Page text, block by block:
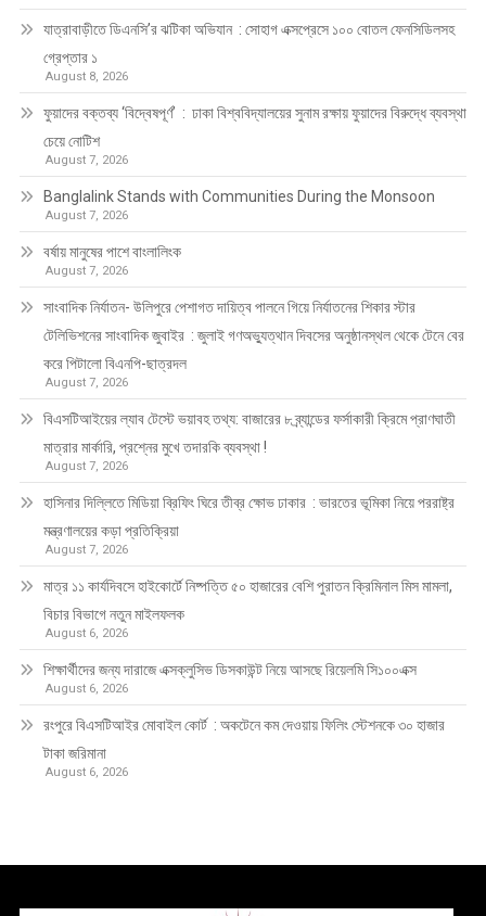
যাত্রাবাড়ীতে ডিএনসি’র ঝটিকা অভিযান : সোহাগ এক্সপ্রেসে ১০০ বোতল ফেনসিডিলসহ
গ্রেপ্তার ১
August 8, 2026
ফুয়াদের বক্তব্য ‘বিদ্বেষপূর্ণ’ : ঢাকা বিশ্ববিদ্যালয়ের সুনাম রক্ষায় ফুয়াদের বিরুদ্ধে ব্যবস্থা
চেয়ে নোটিশ
August 7, 2026
Banglalink Stands with Communities During the Monsoon
August 7, 2026
বর্ষায় মানুষের পাশে বাংলালিংক
August 7, 2026
সাংবাদিক নির্যাতন- উলিপুরে পেশাগত দায়িত্ব পালনে গিয়ে নির্যাতনের শিকার স্টার
টেলিভিশনের সাংবাদিক জুবাইর : জুলাই গণঅভ্যুত্থান দিবসের অনুষ্ঠানস্থল থেকে টেনে বের
করে পিটালো বিএনপি-ছাত্রদল
August 7, 2026
বিএসটিআইয়ের ল্যাব টেস্টে ভয়াবহ তথ্য: বাজারের ৮ ব্র্যান্ডের ফর্সাকারী ক্রিমে প্রাণঘাতী
মাত্রার মার্কারি, প্রশ্নের মুখে তদারকি ব্যবস্থা !
August 7, 2026
হাসিনার দিল্লিতে মিডিয়া ব্রিফিং ঘিরে তীব্র ক্ষোভ ঢাকার : ভারতের ভূমিকা নিয়ে পররাষ্ট্র
মন্ত্রণালয়ের কড়া প্রতিক্রিয়া
August 7, 2026
মাত্র ১১ কার্যদিবসে হাইকোর্টে নিষ্পত্তি ৫০ হাজারের বেশি পুরাতন ক্রিমিনাল মিস মামলা,
বিচার বিভাগে নতুন মাইলফলক
August 6, 2026
শিক্ষার্থীদের জন্য দারাজে এক্সক্লুসিভ ডিসকাউন্ট নিয়ে আসছে রিয়েলমি সি১০০এক্স
August 6, 2026
রংপুরে বিএসটিআইর মোবাইল কোর্ট : অকটেনে কম দেওয়ায় ফিলিং স্টেশনকে ৩০ হাজার
টাকা জরিমানা
August 6, 2026